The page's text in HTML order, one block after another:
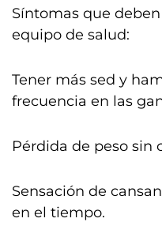
Síntomas que
equipo de salud:
Tener más sed y
frecuencia en las
Pérdida de peso sin
Sensación de
en el tiempo.